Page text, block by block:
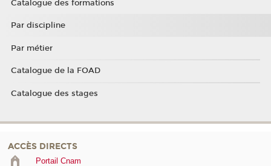
Catalogue des formations
Par discipline
Par métier
Catalogue de la FOAD
Catalogue des stages
ACCÈS DIRECTS
Portail Cnam